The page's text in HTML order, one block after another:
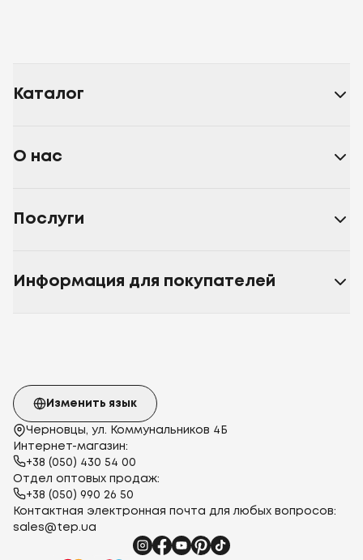
Каталог
О нас
Послуги
Информация для покупателей
Черновцы, ул. Коммунальников 4Б
Интернет-магазин:
+38 (050) 430 54 00
Отдел оптовых продаж:
+38 (050) 990 26 50
Контактная электронная почта для любых вопросов:
sales@tep.ua
Изменить язык